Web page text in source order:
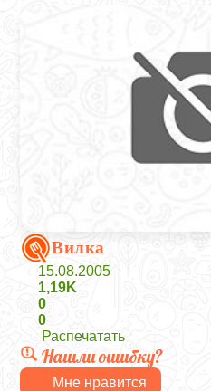
Вилка
15.08.2005
1,19K
0
0
Распечатать
Нашли ошибку?
Мне нравится